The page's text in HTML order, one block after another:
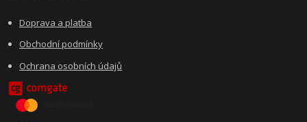
Doprava a platba
Obchodní podmínky
Ochrana osobních údajů